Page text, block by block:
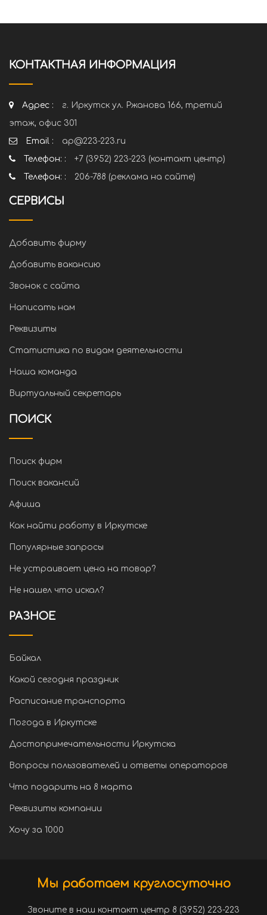
КОНТАКТНАЯ ИНФОРМАЦИЯ
Адрес :
г. Иркутск ул. Ржанова 166, третий
этаж, офис 301
Email :
ap@223-223.ru
Телефон: :
+7 (3952) 223-223 (контакт центр)
Телефон: :
206-788 (реклама на сайте)
СЕРВИСЫ
Добавить фирму
Добавить вакансию
Звонок с сайта
Написать нам
Реквизиты
Статистика по видам деятельности
Наша команда
Виртуальный секретарь
ПОИСК
Поиск фирм
Поиск вакансий
Афиша
Как найти работу в Иркутске
Популярные запросы
Не устраивает цена на товар?
Не нашел что искал?
РАЗНОЕ
Байкал
Какой сегодня праздник
Расписание транспорта
Погода в Иркутске
Достопримечательности Иркутска
Вопросы пользователей и ответы операторов
Что подарить на 8 марта
Реквизиты компании
Хочу за 1000
Мы работаем круглосуточно
Звоните в наш контакт центр 8 (3952) 223-223